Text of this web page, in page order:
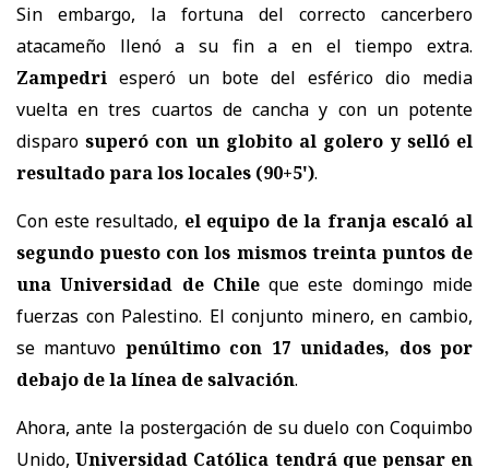
Sin embargo, la fortuna del correcto cancerbero
atacameño llenó a su fin a en el tiempo extra.
Zampedri esperó un bote del esférico dio media
vuelta en tres cuartos de cancha y con un potente
disparosuperó con un globito al golero y selló el
resultado para los locales (90+5').
Con este resultado, el equipo de la franja escaló al
segundo puesto con los mismos treinta puntos de
una Universidad de Chileque este domingo mide
fuerzas con Palestino. El conjunto minero, en cambio,
se mantuvo penúltimo con 17 unidades, dos por
debajo de la línea de salvación.
Ahora, ante la postergación de su duelo con Coquimbo
Unido,Universidad Católica tendrá que pensar en